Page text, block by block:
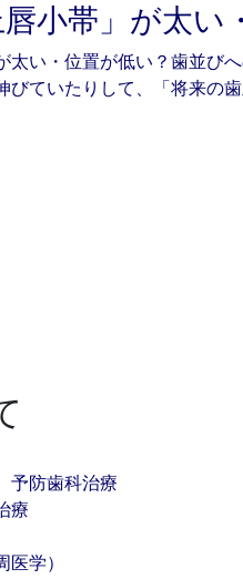
年
月
き
歯
科
小帯」が太い
太い・位置が低い？歯並び
びていたりして、「将来の
防歯科治療
療
学）